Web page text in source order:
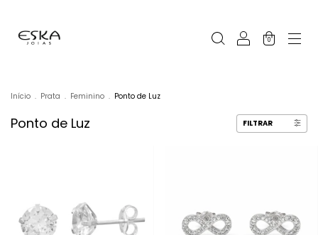
0
Início . Prata . Feminino . Ponto de Luz
Ponto de Luz FILTRAR